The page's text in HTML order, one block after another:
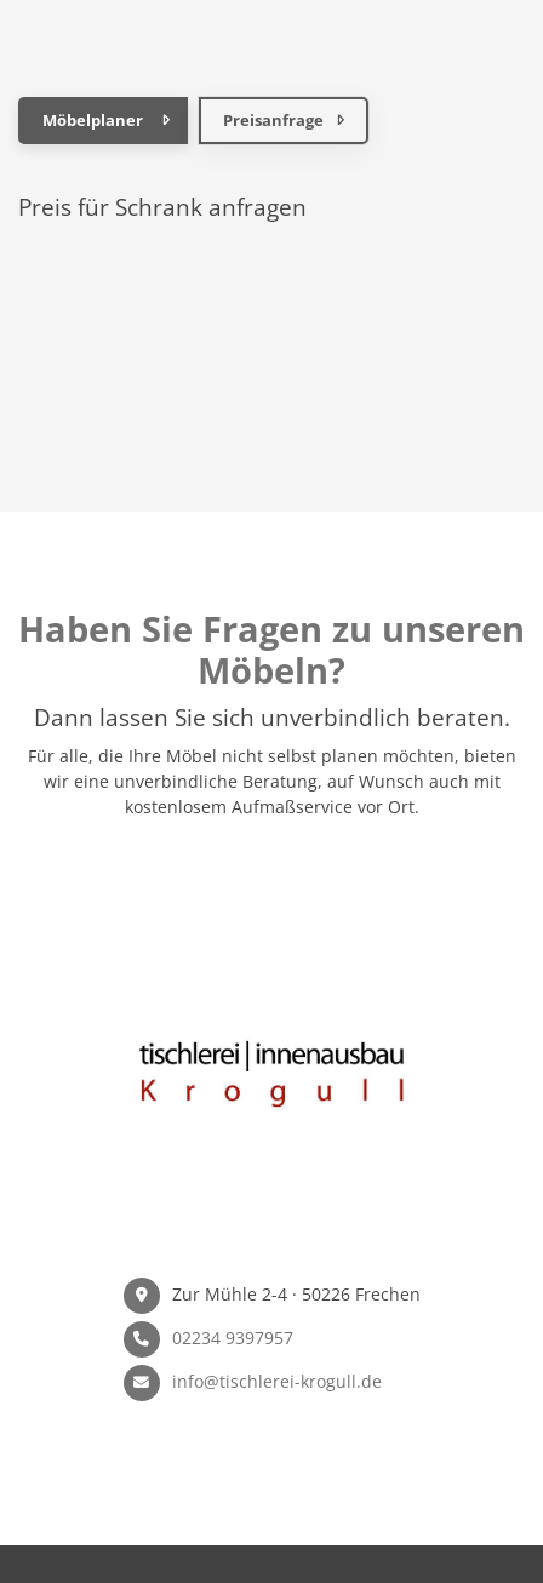
Möbelplaner Preisanfrage
Preis für Schrank anfragen
Haben Sie Fragen zu unseren
Möbeln?
Dann lassen Sie sich unverbindlich beraten.
Für alle, die Ihre Möbel nicht selbst planen möchten, bieten
wir eine unverbindliche Beratung, auf Wunsch auch mit
kostenlosem Aufmaßservice vor Ort.
Zur Mühle 2-4 · 50226 Frechen
02234 9397957
info@tischlerei-krogull.de